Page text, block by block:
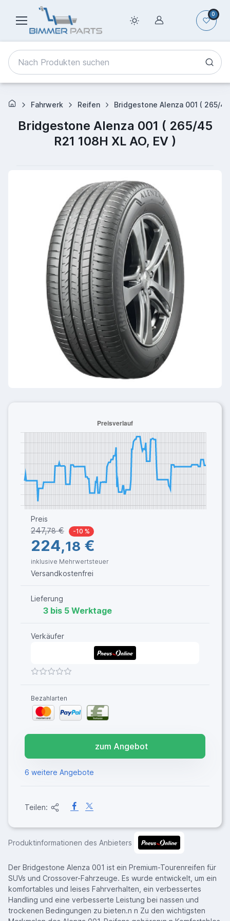
0
Fahrwerk Reifen Bridgestone Alenza 001 ( 265/45
Bridgestone Alenza 001 ( 265/45
R21 108H XL AO, EV )
Preis
247,78€ -10 %
224,18 €
inklusive Mehrwertsteuer
Versandkostenfrei
Lieferung
3 bis 5 Werktage
Verkäufer
Bezahlarten
zum Angebot
6 weitere Angebote
Teilen:
Produktinformationen des Anbieters
Der Bridgestone Alenza 001 ist ein Premium-Tourenreifen für
SUVs und Crossover-Fahrzeuge. Es wurde entwickelt, um ein
komfortables und leises Fahrverhalten, ein verbessertes
Handling und eine verbesserte Leistung bei nassen und
trockenen Bedingungen zu bieten.n n Zu den wichtigsten